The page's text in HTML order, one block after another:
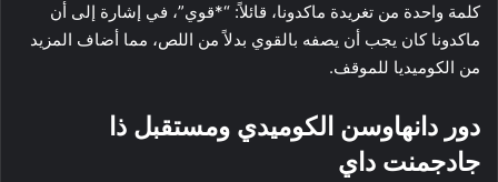
كلمة واحدة من تغريدة ماكدونا، قائلاً: “*قوي”، في إشارة إلى أن
ماكدونا كان يجب أن يصفه بالقوي بدلاً من اللص، مما أضاف المزيد
من الكوميديا للموقف.
دور دانهاوسن الكوميدي ومستقبل ذا
جادجمنت داي